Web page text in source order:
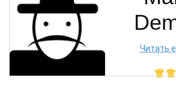
Читать